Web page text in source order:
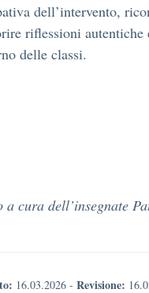
dell’intervento,
riflessioni autentiche
delle classi.
a cura dell’insegnate
16.03.2026 - Revisione: